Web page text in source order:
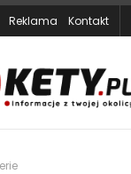
Reklama Kontakt